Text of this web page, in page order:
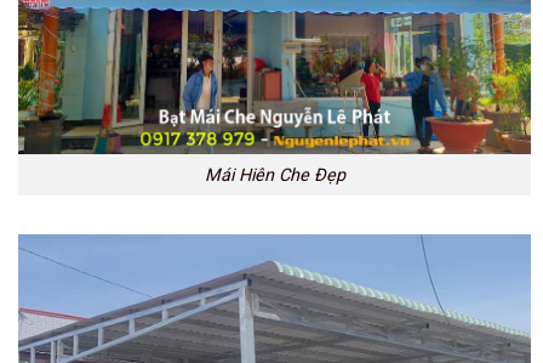
Mái Hiên Che Đẹp